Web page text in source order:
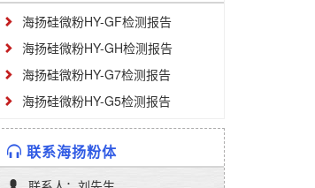
海扬硅微粉HY-GF检测报告
海扬硅微粉HY-GH检测报告
海扬硅微粉HY-G7检测报告
海扬硅微粉HY-G5检测报告
联系海扬粉体